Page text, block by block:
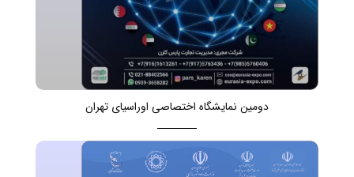
دومین نمایشگاه اختصاصی اوراسیای تهران